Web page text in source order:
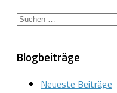
Suchen
Blogbeiträge
Neueste Beiträge